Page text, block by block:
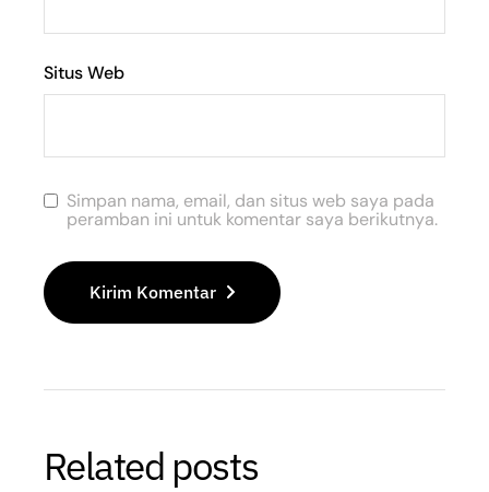
Situs Web
Simpan nama, email, dan situs web saya pada
peramban ini untuk komentar saya berikutnya.
Kirim Komentar
Related posts